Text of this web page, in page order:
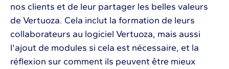
nos clients et de leur partager les belles valeurs
de Vertuoza. Cela inclut la formation de leurs
collaborateurs au logiciel Vertuoza, mais aussi
l'ajout de modules si cela est nécessaire, et la
réflexion sur comment ils peuvent être mieux